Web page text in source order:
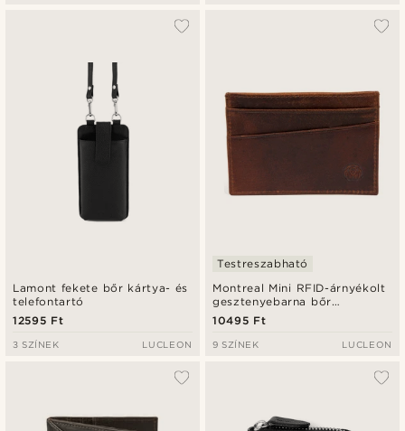
Lamont fekete bőr kártya- és
telefontartó
12595 Ft
3 SZÍNEK LUCLEON
Montreal Mini RFID-árnyékolt
gesztenyebarna bőr
kártyatartó
Testreszabható
10495 Ft
9 SZÍNEK LUCLEON